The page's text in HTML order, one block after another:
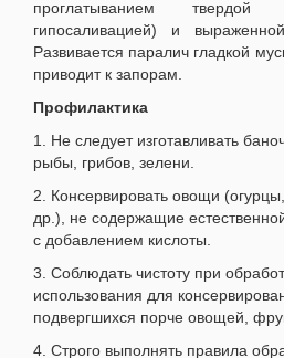
проглатыванием твердой
гипосаливацией) и
Развивается паралич гладкой
приводит к запорам.
Профилактика
1. Не следует изготавливать
рыбы, грибов, зелени.
2. Консервировать овощи
др.), не содержащие
с добавлением кислоты.
3. Соблюдать чистоту при
использования для
подвергшихся порче овощей,
4. Строго выполнять правила